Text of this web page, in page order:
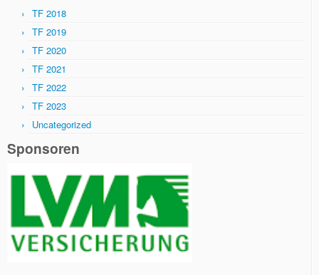
TF 2018
TF 2019
TF 2020
TF 2021
TF 2022
TF 2023
Uncategorized
Sponsoren